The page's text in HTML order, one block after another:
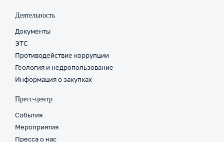
Деятельность
Документы
ЭТС
Противодействие коррупции
Геология и недропользование
Информация о закупках
Пресс-центр
События
Мероприятия
Пресса о нас